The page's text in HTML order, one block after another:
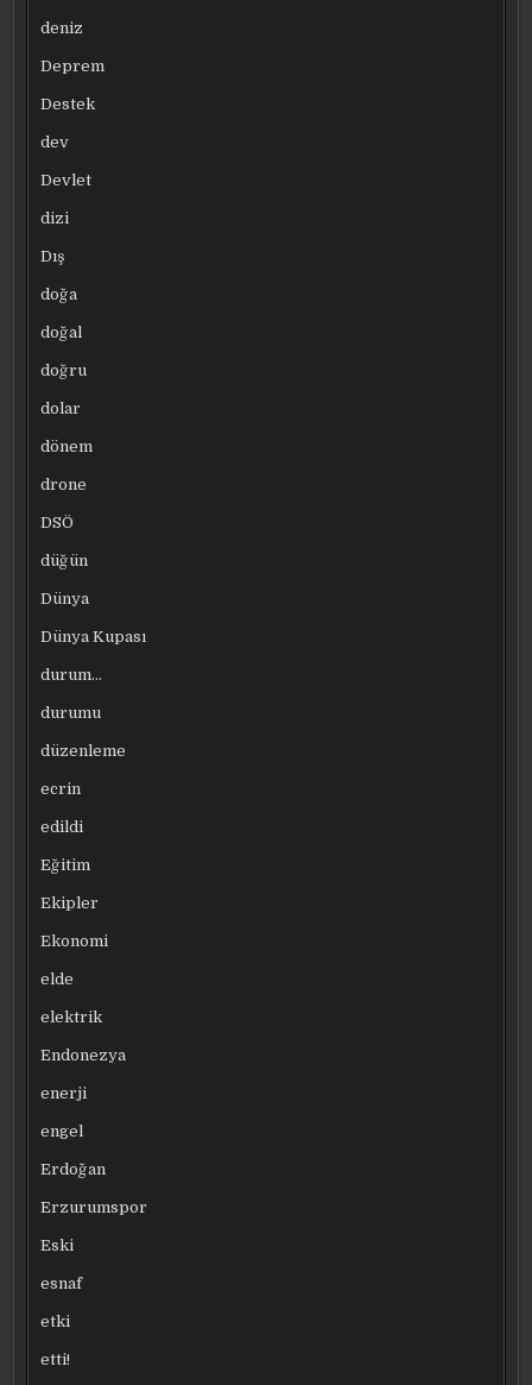
deniz
Deprem
Destek
dev
Devlet
dizi
Dış
doğa
doğal
doğru
dolar
dönem
drone
DSÖ
düğün
Dünya
Dünya Kupası
durum…
durumu
düzenleme
ecrin
edildi
Eğitim
Ekipler
Ekonomi
elde
elektrik
Endonezya
enerji
engel
Erdoğan
Erzurumspor
Eski
esnaf
etki
etti!